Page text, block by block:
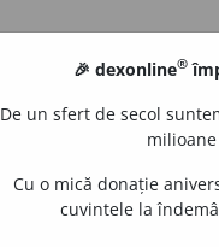
🎉 dexonline®
De un sfert de secol
Cu o mică donație
cuvintele la